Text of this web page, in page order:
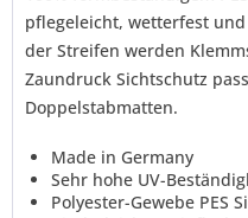
verstanden und stimme
Mit * gekennzeichnete
Senden
pflegeleicht, wetterfest
der Streifen werden
Zaundruck Sichtschutz
Doppelstabmatten.
Made in Germany
Sehr hohe UV-
Polyester-Gewebe PES